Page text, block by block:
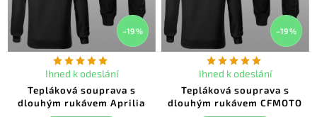
–19 %
Tepláková souprava s
dlouhým rukávem Aprilia
Ihned k odeslání
–19 %
Tepláková souprava s
dlouhým rukávem CFMOTO
Ihned k odeslání